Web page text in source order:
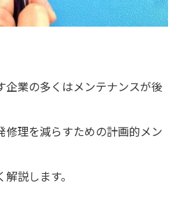
企業の多くはメンテナンスが後
修理を減らすための計画的メン
説します。